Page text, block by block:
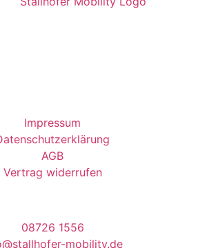
Impressum
AGB
Vertrag widerrufen
08726 1556
mobility.de